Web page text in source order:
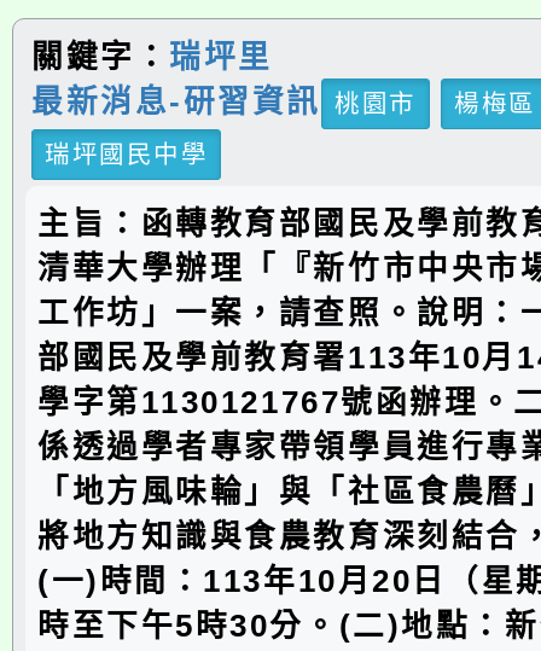
關鍵字： 瑞坪里
最新消息-研習資訊
桃園市
楊梅區
瑞坪國民中學
主旨：函轉教育部國民及學前教
清華大學辦理「『新竹市中央市
工作坊」一案，請查照。說明：
部國民及學前教育署113年10月
學字第1130121767號函辦理。
係透過學者專家帶領學員進行專
「地方風味輪」與「社區食農曆
將地方知識與食農教育深刻結合
(一)時間：113年10月20日（星
時至下午5時30分。(二)地點：